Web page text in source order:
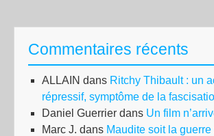
Commentaires récents
ALLAIN dans Ritchy Thibault : un
répressif, symptôme de la
Daniel Guerrier dans Un film
Marc J. dans Maudite soit la